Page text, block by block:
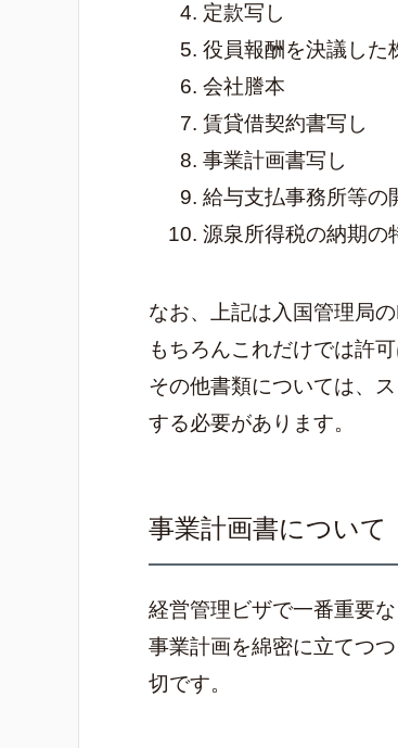
定款写し
役員報酬を決議した
会社謄本
賃貸借契約書写し
事業計画書写し
給与支払事務所等の
源泉所得税の納期の
なお、上記は入国管理局
もちろんこれだけでは許可
その他書類については、
する必要があります。
事業計画書について
経営管理ビザで一番重要
事業計画を綿密に立てつ
切です。